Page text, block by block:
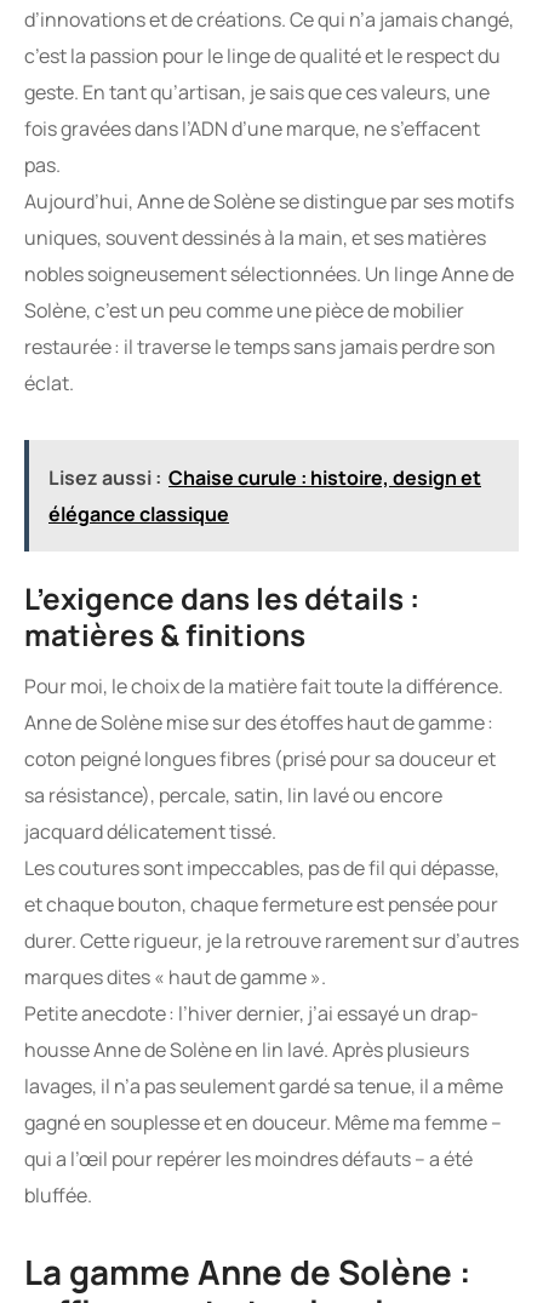
d’innovations et de créations. Ce qui n’a jamais changé,
c’est la passion pour le linge de qualité et le respect du
geste. En tant qu’artisan, je sais que ces valeurs, une
fois gravées dans l’ADN d’une marque, ne s’effacent
pas.
Aujourd’hui, Anne de Solène se distingue par ses motifs
uniques, souvent dessinés à la main, et ses matières
nobles soigneusement sélectionnées. Un linge Anne de
Solène, c’est un peu comme une pièce de mobilier
restaurée : il traverse le temps sans jamais perdre son
éclat.
Lisez aussi : Chaise curule : histoire, design et
élégance classique
L’exigence dans les détails :
matières & finitions
Pour moi, le choix de la matière fait toute la différence.
Anne de Solène mise sur des étoffes haut de gamme :
coton peigné longues fibres (prisé pour sa douceur et
sa résistance), percale, satin, lin lavé ou encore
jacquard délicatement tissé.
Les coutures sont impeccables, pas de fil qui dépasse,
et chaque bouton, chaque fermeture est pensée pour
durer. Cette rigueur, je la retrouve rarement sur d’autres
marques dites « haut de gamme ».
Petite anecdote : l’hiver dernier, j’ai essayé un drap-
housse Anne de Solène en lin lavé. Après plusieurs
lavages, il n’a pas seulement gardé sa tenue, il a même
gagné en souplesse et en douceur. Même ma femme –
qui a l’œil pour repérer les moindres défauts – a été
bluffée.
La gamme Anne de Solène :